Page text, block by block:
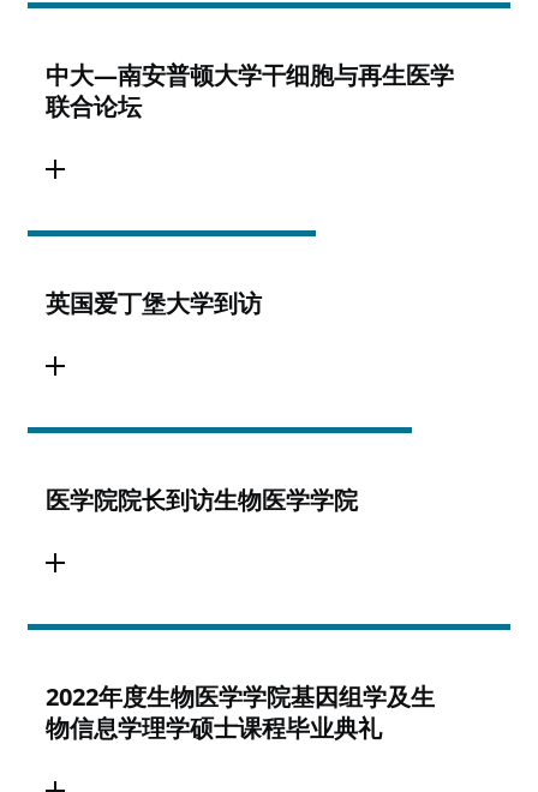
中大—南安普顿大学干细胞与再生医学
联合论坛
英国爱丁堡大学到访
医学院院长到访生物医学学院
2022年度生物医学学院基因组学及生
物信息学理学硕士课程毕业典礼